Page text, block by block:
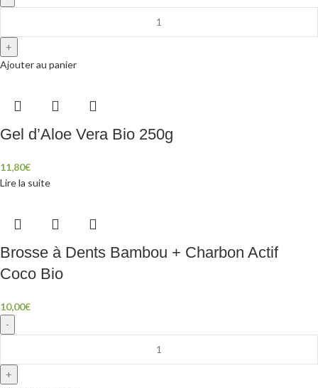
Ajouter au panier
Gel d’Aloe Vera Bio 250g
11,80€
Lire la suite
Brosse à Dents Bambou + Charbon Actif
Coco Bio
10,00€